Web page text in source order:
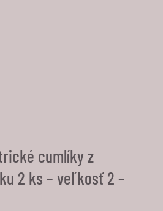
cumlíky z
2 ks – veľkosť 2 –